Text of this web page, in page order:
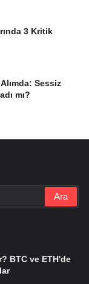
3 Kritik
Sessiz
mı?
BTC ve ETH'de